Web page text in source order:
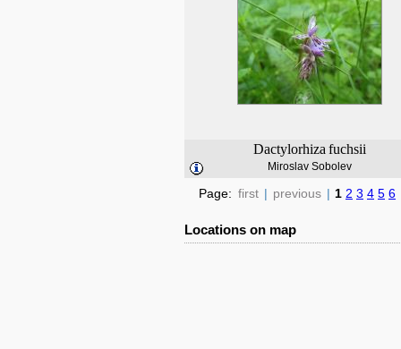
Dactylorhiza fuchsii
Miroslav Sobolev
Page: first | previous | 1 2 3 4 5 6
Locations on map